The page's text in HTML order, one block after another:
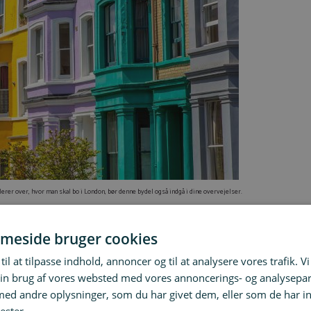
over, hvor man skal bo i London, bør denne bydel også indgå i dine overvejelser.
gadefestival med parader, musik og delikatesser fra forskellige dele af verden.
i de mest centrale bydele.
bruger cookies
at tilpasse indhold, annoncer og til at analysere vores trafik.
brug af vores websted med vores annoncerings- og
andre oplysninger, som du har givet dem, eller som de har